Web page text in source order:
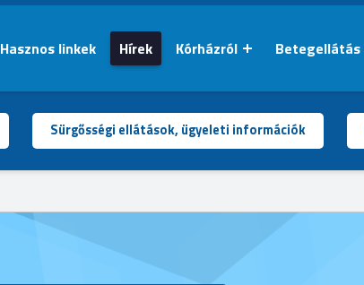
Hasznos linkek Hírek Kórházról Betegellátás
Sürgősségi ellátások, ügyeleti információk